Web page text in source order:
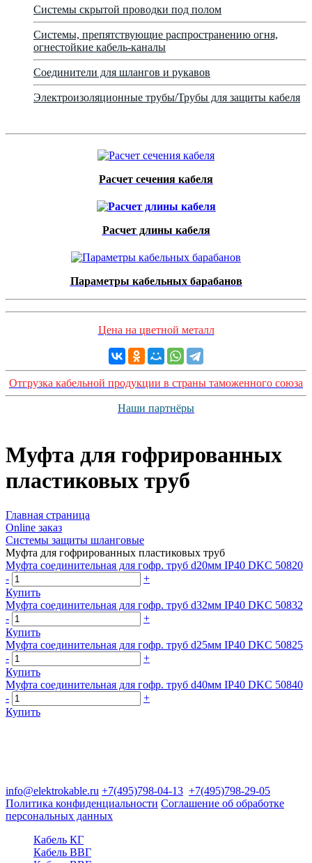
Системы скрытой проводки под полом
Системы, препятствующие распространению огня,
огнестойкие кабель-каналы
Соединители для шлангов и рукавов
Электроизоляционные трубы/Трубы для защиты кабеля
Расчет сечения кабеля
Расчет длины кабеля
Параметры кабельных барабанов
Цена на цветной металл
Отгрузка кабельной продукции в страны таможенного союза
Наши партнёры
Муфта для гофрированных
пластиковых труб
Главная страница
Оnline заказ
Системы защиты шланговые
Муфта для гофрированных пластиковых труб
Муфта соединительная для гофр. труб d20мм IP40 DKC 50820
-
+
Купить
Муфта соединительная для гофр. труб d32мм IP40 DKC 50832
-
+
Купить
Муфта соединительная для гофр. труб d25мм IP40 DKC 50825
-
+
Купить
Муфта соединительная для гофр. труб d40мм IP40 DKC 50840
-
+
Купить
info@elektrokable.ru +7(495)798-04-13 +7(495)798-29-05
Политика конфиденциальности Соглашение об обработке
персональных данных
Кабель КГ
Кабель ВВГ